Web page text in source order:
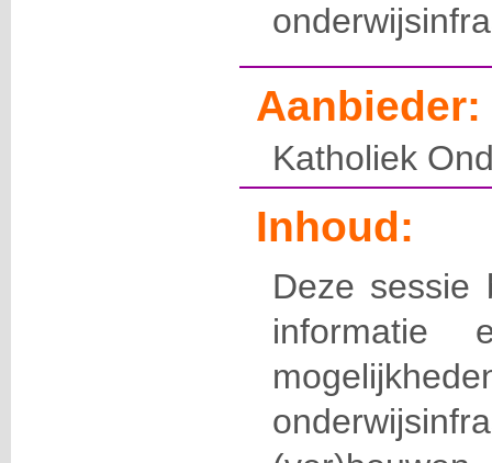
Aanbieder:
Katholiek
Inhoud:
Deze sessie